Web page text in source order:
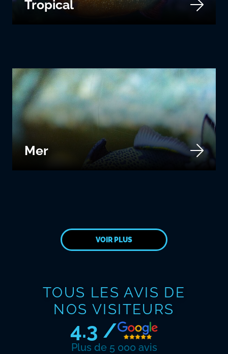
Tropical
Mer
VOIR PLUS
TOUS LES AVIS DE
NOS VISITEURS
4.3 /
Plus de 5 000 avis